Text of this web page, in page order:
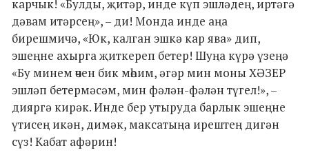
карчык! «Булды, җитәр, инде күп эшләдең, иртәгә
дәвам итәрсең», – ди! Монда инде аңа
бирешмичә, «Юк, калган эшкә кар ява» дип,
эшеңне ахырга җиткереп бетер! Шуңа күрә үзеңә
«Бу минем өчен бик мөһим, әгәр мин моны ХӘЗЕР
эшләп бетермәсәм, мин фәлән-фәлән түгел!», –
дияргә кирәк. Инде бер утыруда барлык эшеңне
үтисең икән, димәк, максатыңа ирештең дигән
сүз! Кабат афәрин!